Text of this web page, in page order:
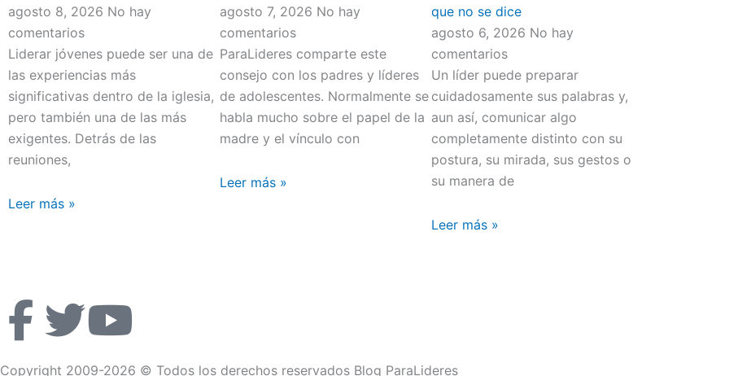
agosto 8, 2026 No hay
comentarios
Liderar jóvenes puede ser una de
las experiencias más
significativas dentro de la iglesia,
pero también una de las más
exigentes. Detrás de las
reuniones,
Leer más »
agosto 7, 2026 No hay
comentarios
ParaLideres comparte este
consejo con los padres y líderes
de adolescentes. Normalmente se
habla mucho sobre el papel de la
madre y el vínculo con
Leer más »
que no se dice
agosto 6, 2026 No hay
comentarios
Un líder puede preparar
cuidadosamente sus palabras y,
aun así, comunicar algo
completamente distinto con su
postura, su mirada, sus gestos o
su manera de
Leer más »
F
a
T
w
Y
o
Copyright 2009-2026 © Todos los derechos reservados Blog ParaLideres